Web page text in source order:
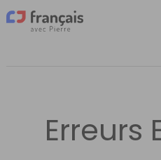
Aller
au
Erreurs